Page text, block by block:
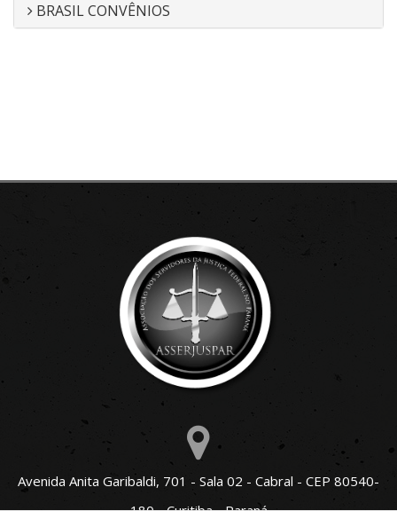
BRASIL CONVÊNIOS
Avenida Anita Garibaldi, 701 - Sala 02 - Cabral - CEP 80540-